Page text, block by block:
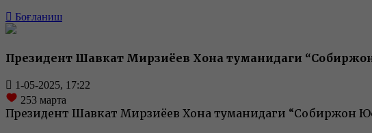
Боғланиш
Президент Шавкат Мирзиёев Хонқа туманидаги
1-05-2025, 17:22
253 марта
Президент Шавкат Мирзиёев Хонқа туманидаги “Собиржон